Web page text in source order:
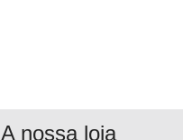
A nossa loja